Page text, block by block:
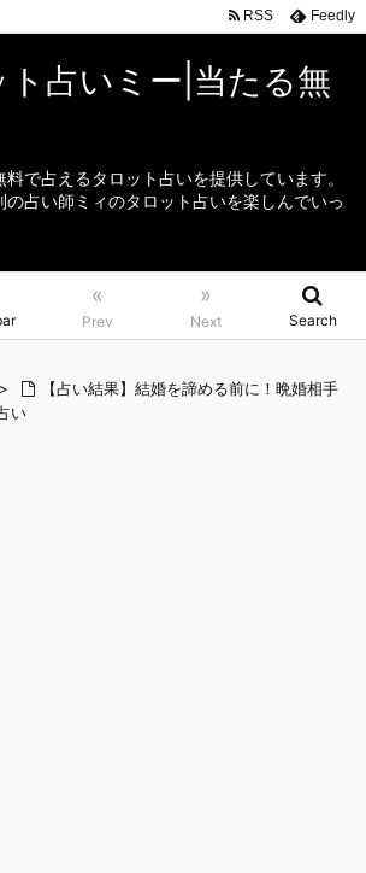
占いミー|当たる無
で占えるタロット占いを提供しています。
の占い師ミィのタロット占いを楽しんでいっ
«
Prev
»
Next Search
RSS Feedly
>
【占い結果】結婚を諦める前に！晩婚相手
い